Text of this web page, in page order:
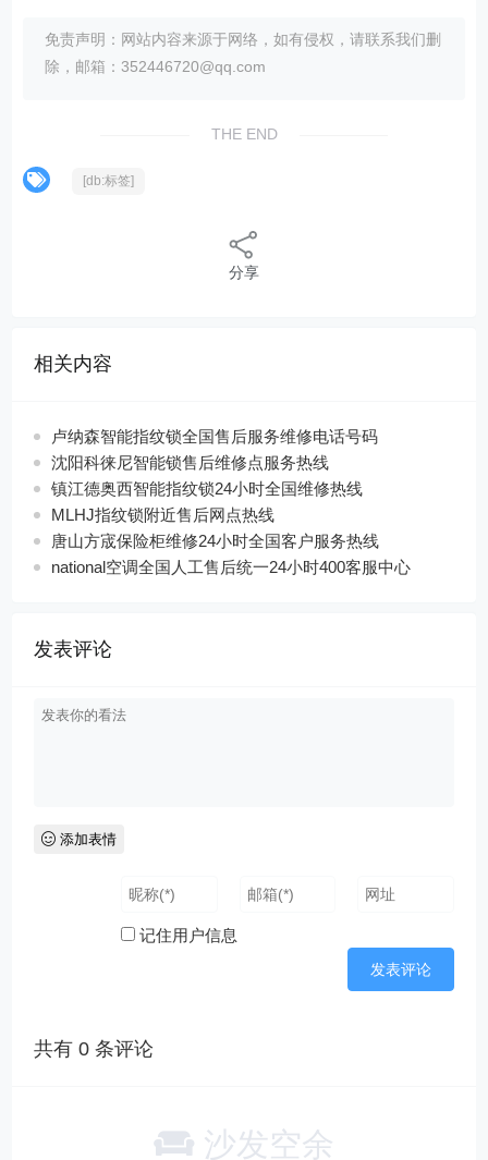
免责声明：网站内容来源于网络，如有侵权，请联系我们删
除，邮箱：352446720@qq.com
THE END
[db:标签]
分享
相关内容
卢纳森智能指纹锁全国售后服务维修电话号码
沈阳科徕尼智能锁售后维修点服务热线
镇江德奥西智能指纹锁24小时全国维修热线
MLHJ指纹锁附近售后网点热线
唐山方宬保险柜维修24小时全国客户服务热线
national空调全国人工售后统一24小时400客服中心
发表评论
添加表情
记住用户信息
共有0 条评论
沙发空余